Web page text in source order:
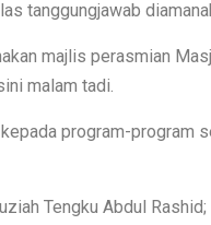
tanggungjawab
majlis perasmian
malam tadi.
program-program
Tengku Abdul